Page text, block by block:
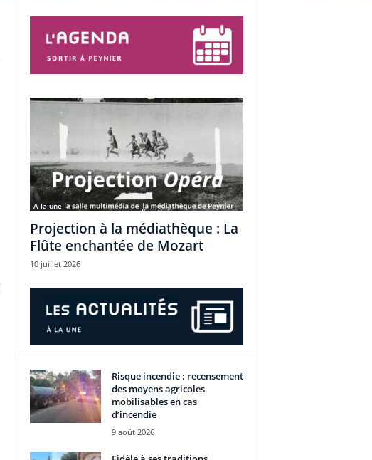
A la une
Projection à la médiathèque : La
Flûte enchantée de Mozart
10 juillet 2026
Risque incendie : recensement
des moyens agricoles
mobilisables en cas
d’incendie
9 août 2026